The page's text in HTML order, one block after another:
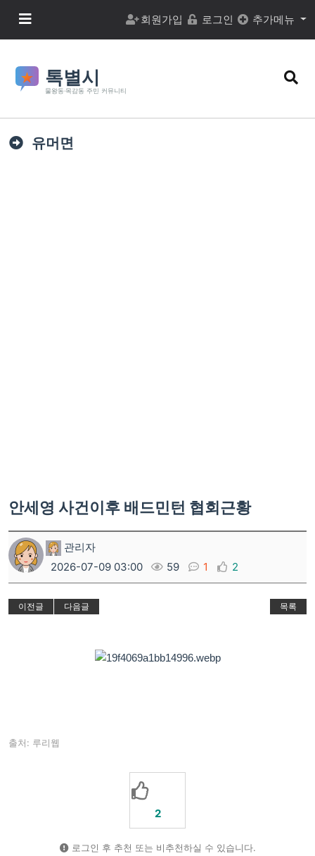
메뉴 버튼 회원가입 로그인 추가메뉴
검색
유머면
안세영 사건이후 배드민턴 협회근황
관리자
2026-07-09 03:00
59 1 2
이전글 다음글 목록
출처: 루리웹
2
로그인 후 추천 또는 비추천하실 수 있습니다.